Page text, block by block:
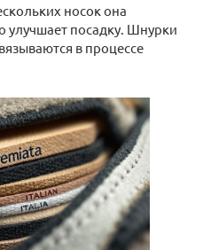
носок она
улучшает посадку. Шнурки
в процессе